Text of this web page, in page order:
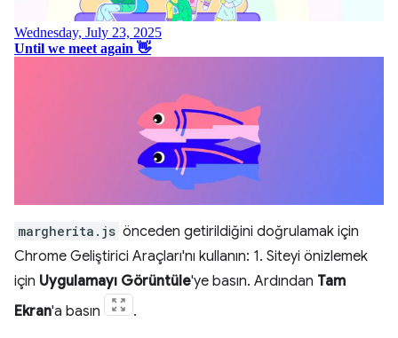
margherita.js önceden getirildiğini doğrulamak için
Chrome Geliştirici Araçları'nı kullanın: 1. Siteyi önizlemek
için Uygulamayı Görüntüle'ye basın. Ardından Tam
Ekran'a basın .